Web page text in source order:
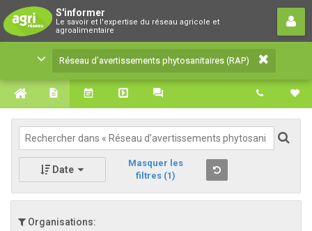
S'informer
Le savoir et l'expertise du réseau agricole et
agroalimentaire
Réseau d’avertissements
phytosanitaires (RAP)
Le savoir et l'expertise du réseau agricole et
agroalimentaire
Réseau d’avertissements phytosanitaires (RAP)
Date
Masquer les
filtres (1)
Organisations: